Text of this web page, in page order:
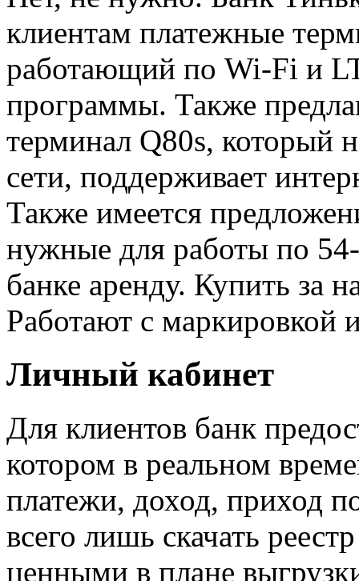
клиентам платежные
работающий по Wi-Fi и
программы. Также
терминал Q80s, который
сети, поддерживает
Также имеется
нужные для работы по
банке аренду. Купить за
Работают с
Личный кабинет
Для клиентов банк
котором в реальном
платежи, доход, приход
всего лишь скачать
ценными в плане